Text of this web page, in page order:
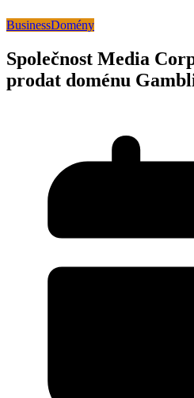
BusinessDomény
Společnost Media
prodat doménu